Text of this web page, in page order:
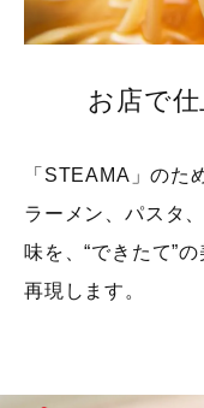
お店で仕
「STEAMA」のた
ラーメン、パスタ
味を、“できたて”
再現します。